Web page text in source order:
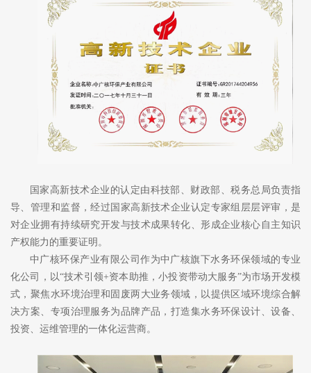
国家高新技术企业的认定由科技部、财政部、税务总局负责指
导、管理和监督，经过国家高新技术企业认定专家组层层评审，是
对企业拥有持续研究开发与技术成果转化、形成企业核心自主知识
产权能力的重要证明。
中广核环保产业有限公司作为中广核旗下水务环保领域的专业
化公司，以“技术引领+资本助推，小投资带动大服务”为市场开发模
式，聚焦水环境治理和固废两大业务领域，以提供区域环境综合解
决方案、专项治理服务为品牌产品，打造集水务环保设计、设备、
投资、运维管理的一体化运营商。